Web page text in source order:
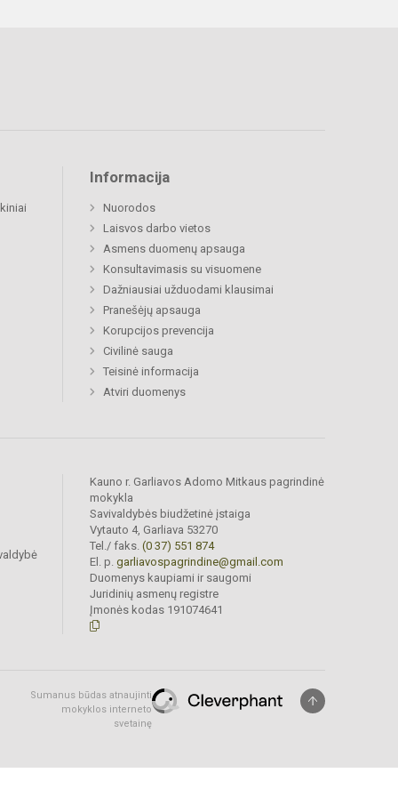
Informacija
Nuorodos
Laisvos darbo vietos
Asmens duomenų apsauga
Konsultavimasis su visuomene
Dažniausiai užduodami klausimai
Pranešėjų apsauga
Korupcijos prevencija
Civilinė sauga
Teisinė informacija
Atviri duomenys
Kauno r. Garliavos Adomo Mitkaus pagrindinė
mokykla
Savivaldybės biudžetinė įstaiga
Vytauto 4, Garliava 53270
Tel./ faks. (0 37) 551 874
El. p. garliavospagrindine@gmail.com
Duomenys kaupiami ir saugomi
Juridinių asmenų registre
Įmonės kodas 191074641
Sumanus būdas atnaujinti
mokyklos interneto
svetainę